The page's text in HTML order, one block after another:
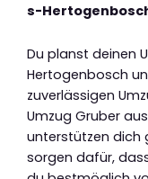
s-
Du planst deinen
Hertogenbosch
zuverlässigen
Umzug Gruber
unterstützen dich
sorgen dafür,